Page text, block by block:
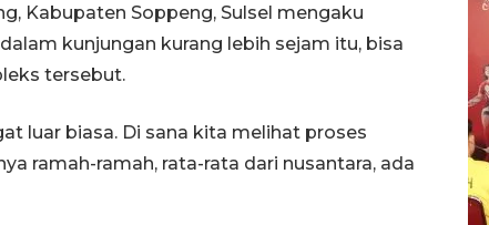
Kabupaten Soppeng, Sulsel mengaku
kunjungan kurang lebih sejam itu, bisa
tersebut.
luar biasa. Di sana kita melihat proses
ramah-ramah, rata-rata dari nusantara, ada